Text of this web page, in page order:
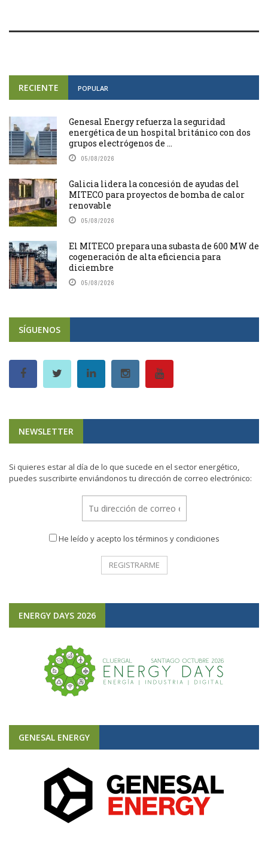
RECIENTE POPULAR
Genesal Energy refuerza la seguridad
energética de un hospital británico con dos
grupos electrógenos de ...
05/08/2026
Galicia lidera la concesión de ayudas del
MITECO para proyectos de bomba de calor
renovable
05/08/2026
El MITECO prepara una subasta de 600 MW de
cogeneración de alta eficiencia para
diciembre
05/08/2026
SÍGUENOS
NEWSLETTER
Si quieres estar al día de lo que sucede en el sector energético,
puedes suscribirte enviándonos tu dirección de correo electrónico:
He leído y acepto los términos y condiciones
ENERGY DAYS 2026
GENESAL ENERGY